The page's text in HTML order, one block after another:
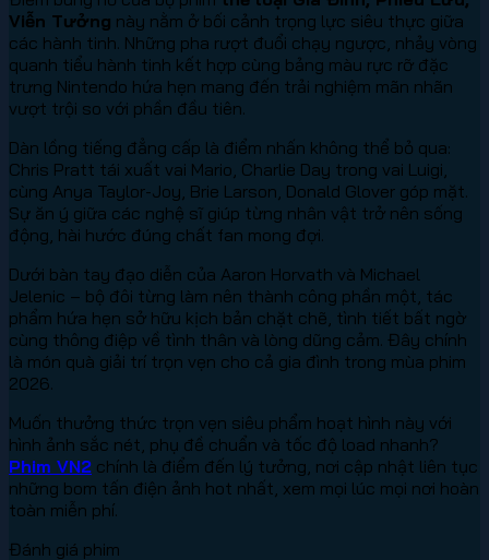
Viễn Tưởng này nằm ở bối cảnh trọng lực siêu thực giữa
các hành tinh. Những pha rượt đuổi chạy ngược, nhảy vòng
quanh tiểu hành tinh kết hợp cùng bảng màu rực rỡ đặc
trưng Nintendo hứa hẹn mang đến trải nghiệm mãn nhãn
vượt trội so với phần đầu tiên.
Dàn lồng tiếng đẳng cấp là điểm nhấn không thể bỏ qua:
Chris Pratt tái xuất vai Mario, Charlie Day trong vai Luigi,
cùng Anya Taylor-Joy, Brie Larson, Donald Glover góp mặt.
Sự ăn ý giữa các nghệ sĩ giúp từng nhân vật trở nên sống
động, hài hước đúng chất fan mong đợi.
Dưới bàn tay đạo diễn của Aaron Horvath và Michael
Jelenic – bộ đôi từng làm nên thành công phần một, tác
phẩm hứa hẹn sở hữu kịch bản chặt chẽ, tình tiết bất ngờ
cùng thông điệp về tình thân và lòng dũng cảm. Đây chính
là món quà giải trí trọn vẹn cho cả gia đình trong mùa phim
2026.
Muốn thưởng thức trọn vẹn siêu phẩm hoạt hình này với
hình ảnh sắc nét, phụ đề chuẩn và tốc độ load nhanh?
Phim VN2 chính là điểm đến lý tưởng, nơi cập nhật liên tục
những bom tấn điện ảnh hot nhất, xem mọi lúc mọi nơi hoàn
toàn miễn phí.
Đánh giá phim